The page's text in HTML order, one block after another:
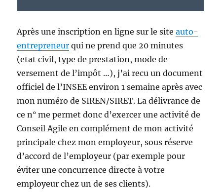
Après une inscription en ligne sur le siteauto-
entrepreneur qui ne prend que 20 minutes
(etat civil, type de prestation, mode de
versement de l’impôt …), j’ai recu un document
officiel de l’INSEE environ 1 semaine après avec
mon numéro de SIREN/SIRET. La délivrance de
ce n° me permet donc d’exercer une activité de
Conseil Agile en complément de mon activité
principale chez mon employeur, sous réserve
d’accord de l’employeur (par exemple pour
éviter une concurrence directe à votre
employeur chez un de ses clients).